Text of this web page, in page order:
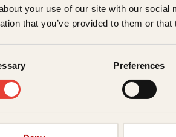
your use of our site with our
that you’ve provided to them or
Preferences